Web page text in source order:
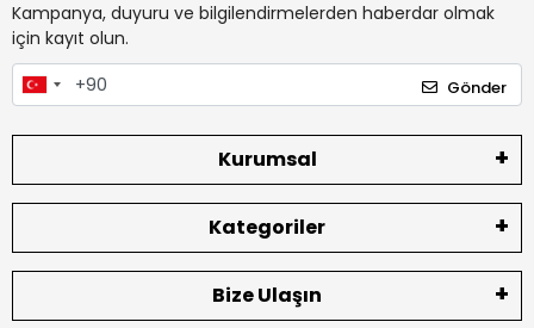
Kampanya, duyuru ve bilgilendirmelerden haberdar olmak
için kayıt olun.
Gönder
Kurumsal
Kategoriler
Bize Ulaşın